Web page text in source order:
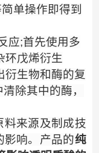
单操作即得到
应;首先使用多
环戊烯衍生
衍生物和酶的复
除其中的酶，
料来源及制成技
影响。产品的纯